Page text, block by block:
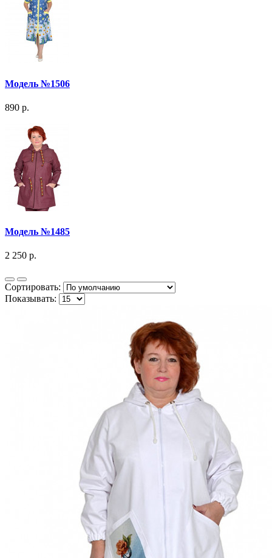
Модель №1506
890 р.
Модель №1485
2 250 р.
Сортировать:
Показывать: